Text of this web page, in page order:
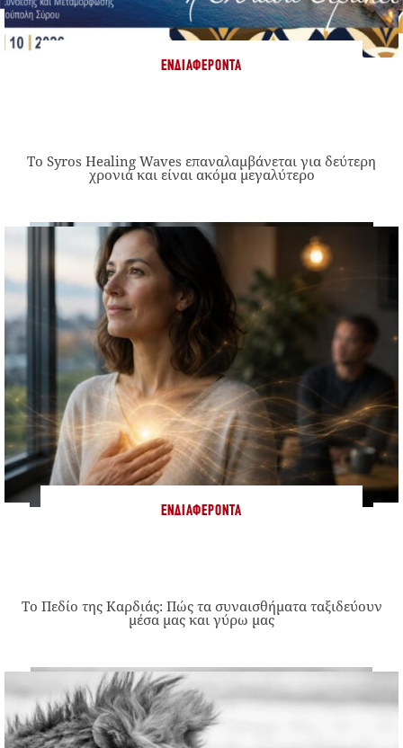
ΕΝΔΙΑΦΈΡΟΝΤΑ
Το Syros Healing Waves επαναλαμβάνεται για δεύτερη
χρονιά και είναι ακόμα μεγαλύτερο
ΕΝΔΙΑΦΈΡΟΝΤΑ
Το Πεδίο της Καρδιάς: Πώς τα συναισθήματα ταξιδεύουν
μέσα μας και γύρω μας